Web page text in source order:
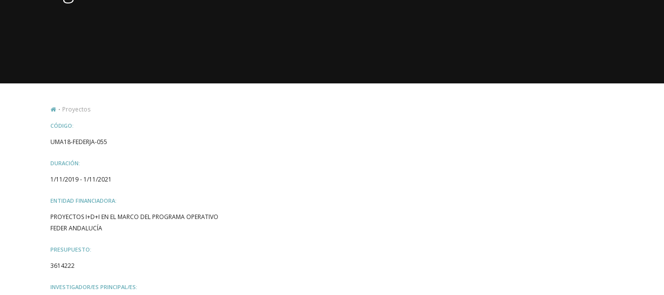
Proyectos
CÓDIGO:
UMA18-FEDERJA-055
DURACIÓN:
1/11/2019 - 1/11/2021
ENTIDAD FINANCIADORA:
PROYECTOS I+D+I EN EL MARCO DEL PROGRAMA OPERATIVO
FEDER ANDALUCÍA
PRESUPUESTO:
3614222
INVESTIGADOR/ES PRINCIPAL/ES: